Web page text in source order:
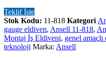
Teklif İste
Stok Kodu: 11-818 Kategori
gauge eldiven, Ansell 11-818,
Montaj İş Eldiveni, genel amaçlı
teknoloji Marka: Ansell